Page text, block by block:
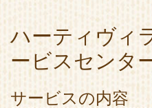
ハーティヴ
ービスセンタ
サービスの内容